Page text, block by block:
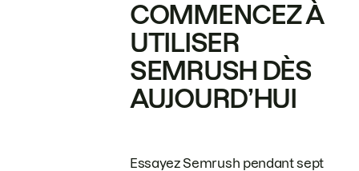
COMMENCEZ À
UTILISER
SEMRUSH DÈS
AUJOURD’HUI
Essayez Semrush pendant sept